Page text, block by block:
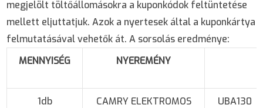
megjelölt töltőállomásokra a kuponkódok feltüntetése
mellett eljuttatjuk. Azok a nyertesek által a kuponkártya
felmutatásával vehetők át. A sorsolás eredménye:
MENNYISÉG
NYEREMÉNY
1db
CAMRY ELEKTROMOS
UBA130